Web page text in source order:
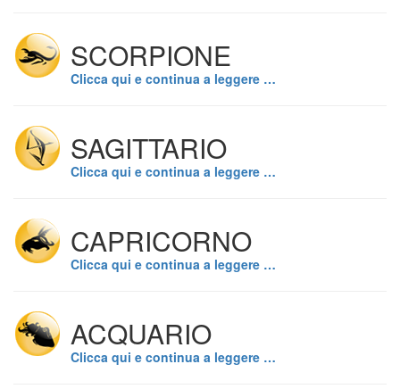
SCORPIONE
Clicca qui e continua a leggere …
SAGITTARIO
Clicca qui e continua a leggere …
CAPRICORNO
Clicca qui e continua a leggere …
ACQUARIO
Clicca qui e continua a leggere …